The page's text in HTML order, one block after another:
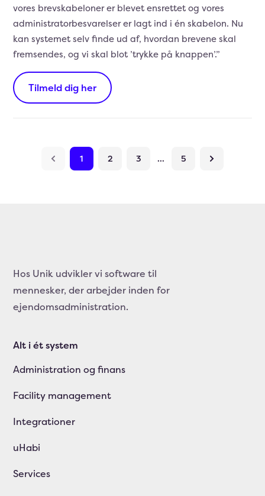
vores brevskabeloner er blevet ensrettet og vores
administratorbesvarelser er lagt ind i én skabelon. Nu
kan systemet selv finde ud af, hvordan brevene skal
fremsendes, og vi skal blot ’trykke på knappen’.”
Tilmeld dig her
1 2 3 ... 5
Hos Unik udvikler vi software til
mennesker, der arbejder inden for
ejendomsadministration.
Alt i ét system
Administration og finans
Facility management
Integrationer
uHabi
Services